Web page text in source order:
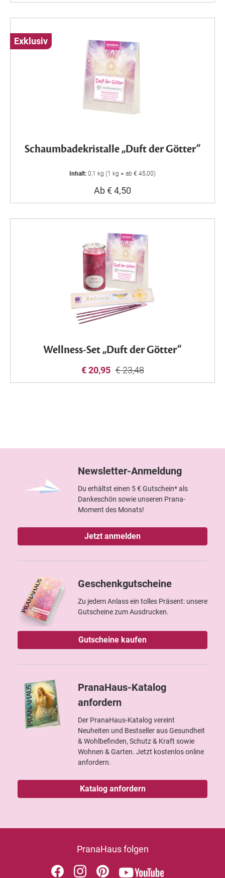
Exklusiv
Schaumbadekristalle „Duft der Götter“
Inhalt: 0,1 kg (1 kg = ab € 45,00)
Ab € 4,50
Wellness-Set „Duft der Götter“
€ 20,95 € 23,48
Newsletter-Anmeldung
Du erhältst einen 5 € Gutschein* als
Dankeschön sowie unseren Prana-
Moment des Monats!
Jetzt anmelden
Geschenkgutscheine
Zu jedem Anlass ein tolles Präsent: unsere
Gutscheine zum Ausdrucken.
Gutscheine kaufen
PranaHaus-Katalog
anfordern
Der PranaHaus-Katalog vereint
Neuheiten und Bestseller aus Gesundheit
& Wohlbefinden, Schutz & Kraft sowie
Wohnen & Garten. Jetzt kostenlos online
anfordern.
Katalog anfordern
PranaHaus folgen